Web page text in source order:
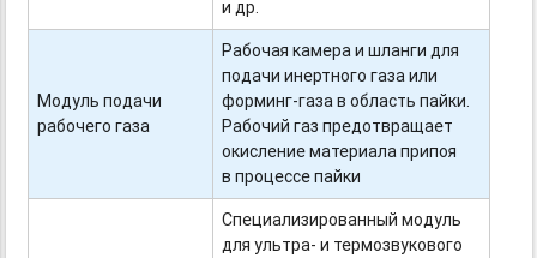
и др.
Модуль подачи
рабочего газа
Рабочая камера и шланги для
подачи инертного газа или
форминг-газав область пайки.
Рабочий газ предотвращает
окисление материала припоя
в процессе пайки
Специализированный модуль
для ультра- и термозвукового